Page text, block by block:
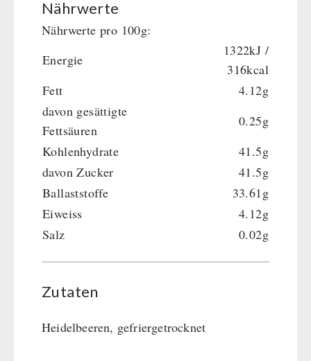
Nährwerte
Nährwerte pro 100g:
Energie
1322kJ /
316kcal
Fett
4.12g
davon gesättigte
Fettsäuren
0.25g
Kohlenhydrate
41.5g
davon Zucker
41.5g
Ballaststoffe
33.61g
Eiweiss
4.12g
Salz
0.02g
Zutaten
Heidelbeeren, gefriergetrocknet